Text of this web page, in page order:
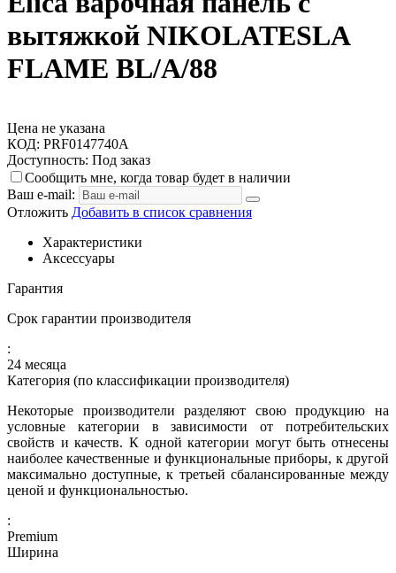
вытяжкой NIKOLATESLA
FLAME BL/A/88
Цена не указана
КОД: PRF0147740A
Доступность: Под заказ
Сообщить мне, когда товар будет в наличии
Ваш e-mail:
Отложить Добавить в список сравнения
Характеристики
Аксессуары
Гарантия
Срок гарантии производителя
:
24 месяца
Категория (по классификации производителя)
Некоторые производители разделяют свою продукцию на
условные категории в зависимости от потребительских
свойств и качеств. К одной категории могут быть отнесены
наиболее качественные и функциональные приборы, к другой
максимально доступные, к третьей сбалансированные между
ценой и функциональностью.
:
Premium
Ширина